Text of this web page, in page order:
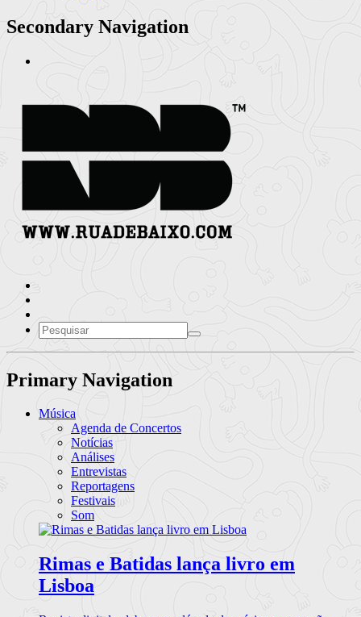
Secondary Navigation
Primary Navigation
Música
Agenda de Concertos
Notícias
Análises
Entrevistas
Reportagens
Festivais
Som
Rimas e Batidas lança livro em
Lisboa